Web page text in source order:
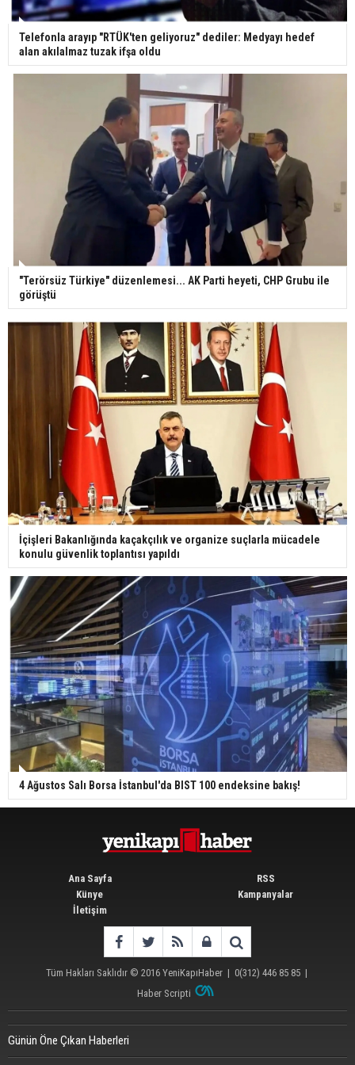
Telefonla arayıp "RTÜK'ten geliyoruz" dediler: Medyayı hedef
alan akılalmaz tuzak ifşa oldu
"Terörsüz Türkiye" düzenlemesi... AK Parti heyeti, CHP Grubu ile
görüştü
İçişleri Bakanlığında kaçakçılık ve organize suçlarla mücadele
konulu güvenlik toplantısı yapıldı
4 Ağustos Salı Borsa İstanbul'da BIST 100 endeksine bakış!
Ana Sayfa
Künye
İletişim
RSS
Kampanyalar
Tüm Hakları Saklıdır © 2016 YeniKapıHaber| 0(312) 446 85 85|
Haber Scripti
Günün Öne Çıkan Haberleri